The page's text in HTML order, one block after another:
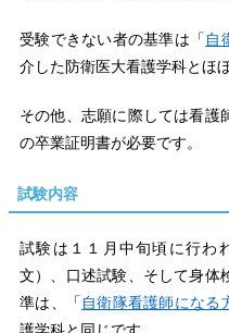
受験できない者の基準は「 自
介した防衛医大看護学科とほ
その他、志願に際しては看護
の卒業証明書が必要です。
試験内容
試験は１１月中旬頃に行わ
文）、口述試験、そして身体
準は、「 自衛隊看護師になる
護学科と同じです。